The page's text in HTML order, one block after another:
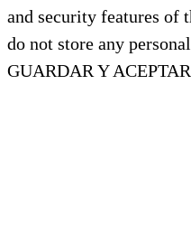
and security features of
do not store any
GUARDAR Y ACEPTAR